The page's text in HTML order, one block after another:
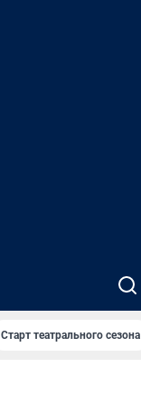
Старт театрального сезона